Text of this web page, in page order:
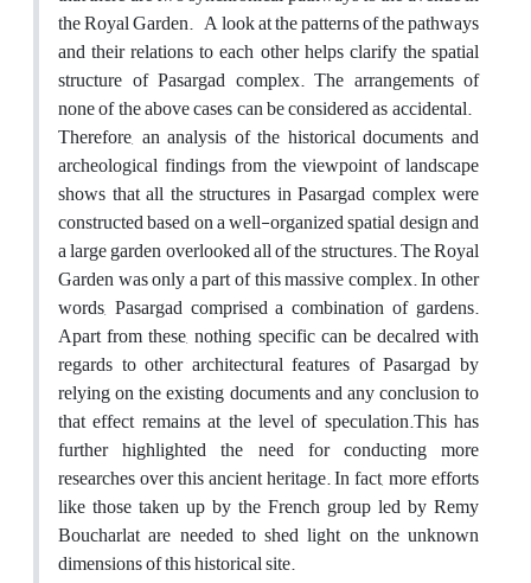
the Royal Garden. A look at the patterns of the pathways
and their relations to each other helps clarify the spatial
structure of Pasargad complex. The arrangements of
none of the above cases can be considered as accidental.
Therefore, an analysis of the historical documents and
archeological findings from the viewpoint of landscape
shows that all the structures in Pasargad complex were
constructed based on a well-organized spatial design and
a large garden overlooked all of the structures. The Royal
Garden was only a part of this massive complex. In other
words, Pasargad comprised a combination of gardens.
Apart from these, nothing specific can be decalred with
regards to other architectural features of Pasargad by
relying on the existing documents and any conclusion to
that effect remains at the level of speculation.This has
further highlighted the need for conducting more
researches over this ancient heritage. In fact, more efforts
like those taken up by the French group led by Remy
Boucharlat are needed to shed light on the unknown
dimensions of this historical site.